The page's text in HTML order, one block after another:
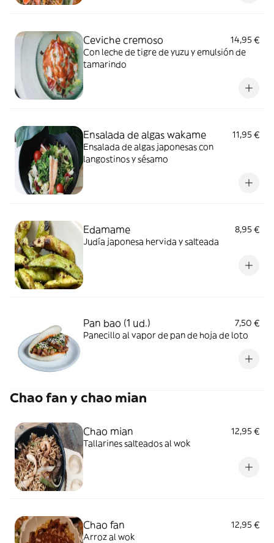
Ceviche cremoso
14,95 €
Con leche de tigre de yuzu y emulsión de
tamarindo
Ensalada de algas wakame
11,95 €
Ensalada de algas japonesas con
langostinos y sésamo
Edamame
8,95 €
Judía japonesa hervida y salteada
Pan bao (1 ud.)
7,50 €
Panecillo al vapor de pan de hoja de loto
Chao fan y chao mian
Chao mian
12,95 €
Tallarines salteados al wok
Chao fan
12,95 €
Arroz al wok